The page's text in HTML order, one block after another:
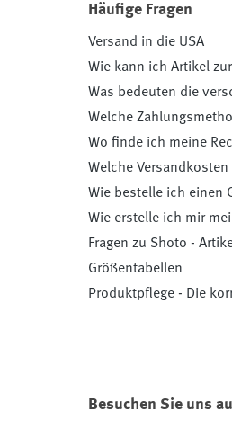
Häufige Fragen
Versand in die USA
Wie kann ich Artikel
Was bedeuten die
Welche
Wo finde ich meine
Welche
Wie bestelle ich einen
Wie erstelle ich mir
Fragen zu Shoto -
Größentabellen
Produktpflege - Die
Besuchen Sie uns